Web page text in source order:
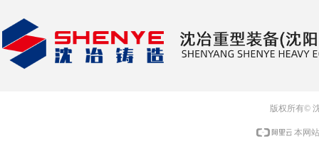
版权所有©
本网